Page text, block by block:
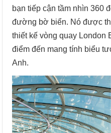
bạn tiếp cận tầm nhìn 360
đường bờ biển. Nó được
thiết kế vòng quay London
điểm đến mang tính biểu
Anh.